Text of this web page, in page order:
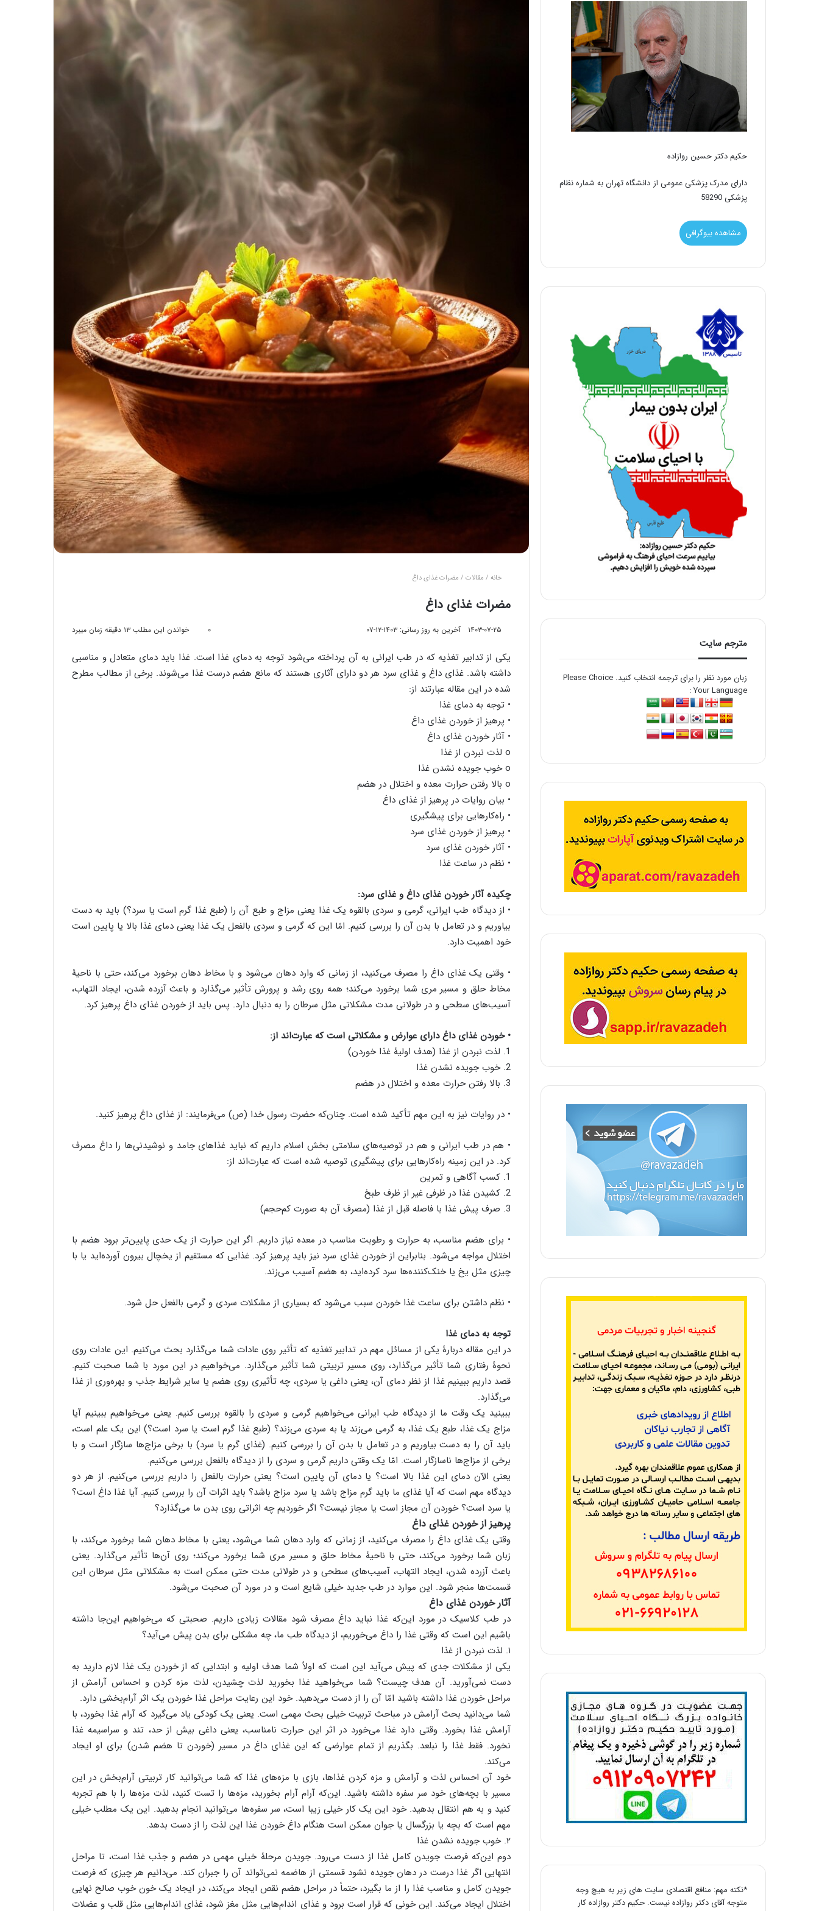
خانه / مقالات / مضرات غذای داغ
مضرات غذای داغ
۱۴۰۳-۰۷-۲۵ آخرین به روز رسانی: ۱۴۰۳-۱۲-۰۷ ۰ خواندن این مطلب ۱۳ دقیقه زمان میبرد
یکی از تدابیر تغذیه که در طب ایرانی به آن پرداخته می‌شود توجه به دمای غذا است. غذا باید دمای متعادل و مناسبی
داشته باشد. غذای داغ و غذای سرد هر دو دارای آثاری هستند که مانع هضم درست غذا می‌شوند. برخی از مطالب مطرح
شده در این مقاله عبارتند از:
• توجه به دمای غذا
• پرهیز از خوردن غذای داغ
• آثار خوردن غذای داغ
o لذت نبردن از غذا
o خوب جویده نشدن غذا
o بالا رفتن حرارت معده و اختلال در هضم
• بیان روایات در پرهیز از غذای داغ
• راه‌کارهایی برای پیشگیری
• پرهیز از خوردن غذای سرد
• آثار خوردن غذای سرد
• نظم در ساعت غذا
چکیده آثار خوردن غذای داغ و غذای سرد:
• از دیدگاه طب ایرانی، گرمی و سردی بالقوه یک غذا یعنی مزاج و طبع آن را (طبع غذا گرم است یا سرد؟) باید به دست
بیاوریم و در تعامل با بدن آن را بررسی کنیم. امّا این که گرمی و سردی بالفعل یک غذا یعنی دمای غذا بالا یا پایین است
خود اهمیت دارد.
• وقتی یک غذای داغ را مصرف می‌کنید، از زمانی که وارد دهان می‌شود و با مخاط دهان برخورد می‌کند، حتی با ناحیۀ
مخاط حلق و مسیر مری شما برخورد می‌کند؛ همه روی رشد و پرورش تأثیر می‌گذارد و باعث آزرده شدن، ایجاد التهاب،
آسیب‌های سطحی و در طولانی مدت مشکلاتی مثل سرطان را به دنبال دارد. پس باید از خوردن غذای داغ پرهیز کرد.
• خوردن غذای داغ دارای عوارض و مشکلاتی است که عبارت‌اند از:
1. لذت نبردن از غذا (هدف اولیۀ غذا خوردن)
2. خوب جویده نشدن غذا
3. بالا رفتن حرارت معده و اختلال در هضم
• در روایات نیز به این مهم تأکید شده است. چنان‌که حضرت رسول خدا (ص) می‌فرمایند: از غذای داغ پرهیز کنید.
• هم در طب ایرانی و هم در توصیه‌های سلامتی بخش اسلام داریم که نباید غذاهای جامد و نوشیدنی‌ها را داغ مصرف
کرد. در این زمینه راه‌کارهایی برای پیشگیری توصیه شده است که عبارت‌اند از:
1. کسب آگاهی و تمرین
2. کشیدن غذا در ظرفی غیر از ظرف طبخ
3. صرف پیش غذا با فاصله قبل از غذا (مصرف آن به صورت کم‌حجم)
• برای هضم مناسب، به حرارت و رطوبت مناسب در معده نیاز داریم. اگر این حرارت از یک حدی پایین‌تر برود هضم با
اختلال مواجه می‌شود. بنابراین از خوردن غذای سرد نیز باید پرهیز کرد. غذایی که مستقیم از یخچال بیرون آورده‌اید یا با
چیزی مثل یخ یا خنک‌کننده‌ها سرد کرده‌اید، به هضم آسیب می‌زند.
• نظم داشتن برای ساعت غذا خوردن سبب می‌شود که بسیاری از مشکلات سردی و گرمی بالفعل حل شود.
توجه به دمای غذا
در این مقاله دربارۀ یکی از مسائل مهم در تدابیر تغذیه که تأثیر روی عادات شما می‌گذارد بحث می‌کنیم. این عادات روی
نحوۀ رفتاری شما تأثیر می‌گذارد، روی مسیر تربیتی شما تأثیر می‌گذارد. می‌خواهیم در این مورد با شما صحبت کنیم.
قصد داریم ببینیم غذا از نظر دمای آن، یعنی داغی یا سردی، چه تأثیری روی هضم یا سایر شرایط جذب و بهره‌وری از غذا
می‌گذارد.
ببینید یک وقت ما از دیدگاه طب ایرانی می‌خواهیم گرمی و سردی را بالقوه بررسی کنیم. یعنی می‌خواهیم ببینیم آیا
مزاج یک غذا، طبع یک غذا، به گرمی می‌زند یا به سردی می‌زند؟ (طبع غذا گرم است یا سرد است؟) این یک علم است،
باید آن را به دست بیاوریم و در تعامل با بدن آن را بررسی کنیم. (غذای گرم یا سرد) با برخی مزاج‌ها سازگار است و با
برخی از مزاج‌ها ناسازگار است. امّا یک وقتی داریم گرمی و سردی را از دیدگاه بالفعل بررسی می‌کنیم.
یعنی الآن دمای این غذا بالا است؟ یا دمای آن پایین است؟ یعنی حرارت بالفعل را داریم بررسی می‌کنیم. از هر دو
دیدگاه مهم است که آیا غذای ما باید گرم مزاج باشد یا سرد مزاج باشد؟ باید اثرات آن را بررسی کنیم. آیا غذا داغ است؟
یا سرد است؟ خوردن آن مجاز است یا مجاز نیست؟ اگر خوردیم چه اثراتی روی بدن ما می‌گذارد؟
پرهیز از خوردن غذای داغ
وقتی یک غذای داغ را مصرف می‌کنید، از زمانی که وارد دهان شما می‌شود، یعنی با مخاط دهان شما برخورد می‌کند، با
زبان شما برخورد می‌کند، حتی با ناحیۀ مخاط حلق و مسیر مری شما برخورد می‌کند؛ روی آن‌ها تأثیر می‌گذارد. یعنی
باعث آزرده شدن، ایجاد التهاب، آسیب‌های سطحی و در طولانی مدت حتی ممکن است به مشکلاتی مثل سرطان‌ این
قسمت‌ها منجر شود. این موارد در طب جدید خیلی شایع است و در مورد آن صحبت می‌شود.
آثار خوردن غذای داغ
در طب کلاسیک در مورد این‌که غذا نباید داغ مصرف شود مقالات زیادی داریم. صحبتی که می‌خواهیم این‌جا داشته
باشیم این است که وقتی غذا را داغ می‌خوریم، از دیدگاه طب ما، چه مشکلی برای بدن پیش می‌آید؟
۱. لذت نبردن از غذا
یکی از مشکلات جدی که پیش می‌آید این است که اولاً شما هدف اولیه و ابتدایی که از خوردن یک غذا لازم دارید به
دست نمی‌آورید. آن هدف چیست؟ شما می‌خواهید غذا بخورید لذت چشیدن، لذت مزه کردن و احساس آرامش از
مراحل خوردن غذا داشته باشید امّا آن را از دست می‌دهید. خود این رعایت مراحل غذا خوردن یک اثر آرام‌بخشی دارد.
شما می‌دانید بحث آرامش در مباحث تربیت خیلی بحث مهمی است. یعنی یک کودکی یاد می‌گیرد که آرام غذا بخورد، با
آرامش غذا بخورد. وقتی دارد غذا می‌خورد در اثر این حرارت نامناسب، یعنی داغی بیش از حد، تند و سراسیمه غذا
نخورد. فقط غذا را نبلعد. بگذریم از تمام عوارضی که این غذای داغ در مسیر (خوردن تا هضم شدن) برای او ایجاد
می‌کند.
خود آن احساس لذت و آرامش و مزه کردن غذاها، بازی با مزه‌های غذا که شما می‌توانید کار تربیتی آرام‌بخش در این
مسیر با بچه‌های خود سر سفره داشته باشید. این‌که آرام آرام بخورید، مزه‌ها را تست کنید، لذت مزه‌ها را با هم تجربه
کنید و به هم انتقال بدهید. خود این یک کار خیلی زیبا است، سر سفره‌ها می‌توانید انجام بدهید. این یک مطلب خیلی
مهم است که بچه یا بزرگسال یا جوان ممکن است هنگام داغ خوردن غذا این لذت را از دست بدهد.
۲. خوب جویده نشدن غذا
دوم این‌که فرصت جویدن کامل غذا از دست می‌رود. جویدن مرحلۀ خیلی مهمی در هضم و جذب غذا است، تا مراحل
انتهایی اگر غذا درست در دهان جویده نشود قسمتی از هاضمه نمی‌تواند آن را جبران کند. می‌دانیم هر چیزی که فرصت
جویدن کامل و مناسب غذا را از ما بگیرد، حتماً در مراحل هضم نقص ایجاد می‌کند، در ایجاد یک خون خوب صالح نهایی
اختلال ایجاد می‌کند. این خونی که قرار است برود و غذای اندام‌هایی مثل مغز شود، غذای اندام‌هایی مثل قلب و عضلات
حکیم دکتر حسین روازاده
دارای مدرک پزشکی عمومی از دانشگاه تهران به شماره نظام
پزشکی 58290
مشاهده بیوگرافی
مترجم سایت
زبان مورد نظر را برای ترجمه انتخاب کنید. Please Choice
Your Language :
Powered by Translate